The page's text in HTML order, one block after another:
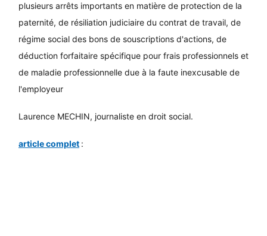
plusieurs arrêts importants en matière de protection de la
paternité, de résiliation judiciaire du contrat de travail, de
régime social des bons de souscriptions d'actions, de
déduction forfaitaire spécifique pour frais professionnels et
de maladie professionnelle due à la faute inexcusable de
l'employeur
Laurence MECHIN, journaliste en droit social.
article complet :